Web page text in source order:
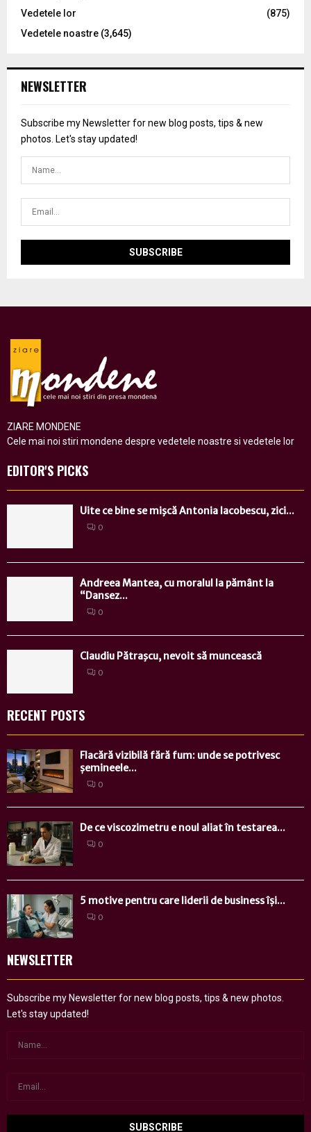
Vedetele lor
(875)
Vedetele noastre (3,645)
NEWSLETTER
Subscribe my Newsletter for new blog posts, tips & new
photos. Let's stay updated!
ZIARE MONDENE
Cele mai noi stiri mondene despre vedetele noastre si vedetele lor
EDITOR'S PICKS
Uite ce bine se mişcă Antonia Iacobescu, zici...
0
Andreea Mantea, cu moralul la pământ la
“Dansez...
0
Claudiu Pătraşcu, nevoit să muncească
0
RECENT POSTS
Flacără vizibilă fără fum: unde se potrivesc
șemineele...
0
De ce viscozimetru e noul aliat în testarea...
0
5 motive pentru care liderii de business își...
0
NEWSLETTER
Subscribe my Newsletter for new blog posts, tips & new photos.
Let's stay updated!